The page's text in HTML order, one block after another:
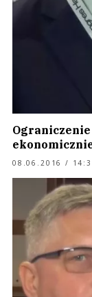
08.06.2016 /